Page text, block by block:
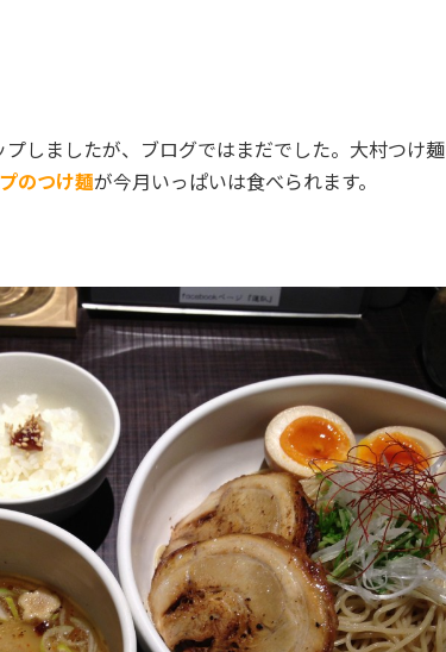
しましたが、ブログではまだでした。大村つけ
のつけ麺が今月いっぱいは食べられます。